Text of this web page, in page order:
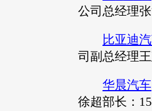
公司总经理
比亚迪
司副总经理
华晨汽车
徐超部长：